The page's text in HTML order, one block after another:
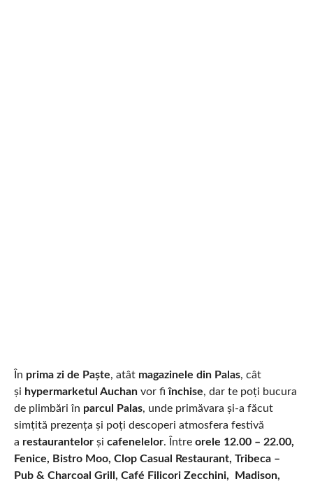
În prima zi de Paște, atât magazinele din Palas, cât
și hypermarketul Auchanvor fiînchise, dar te poți bucura
de plimbări în parcul Palas, unde primăvara și-a făcut
simțită prezența și poți descoperi atmosfera festivă
a restaurantelorși cafenelelor. Întreorele 12.00 – 22.00,
Fenice, Bistro Moo, Clop Casual Restaurant, Tribeca –
Pub & Charcoal Grill, Café Filicori Zecchini, Madison,